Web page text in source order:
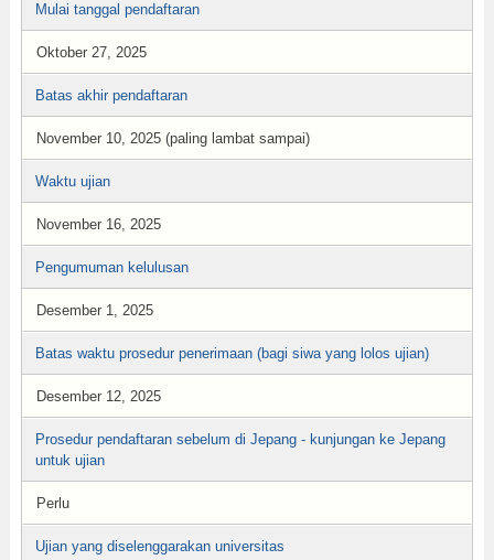
Mulai tanggal pendaftaran
Oktober 27, 2025
Batas akhir pendaftaran
November 10, 2025 (paling lambat sampai)
Waktu ujian
November 16, 2025
Pengumuman kelulusan
Desember 1, 2025
Batas waktu prosedur penerimaan (bagi siwa yang lolos ujian)
Desember 12, 2025
Prosedur pendaftaran sebelum di Jepang - kunjungan ke Jepang
untuk ujian
Perlu
Ujian yang diselenggarakan universitas